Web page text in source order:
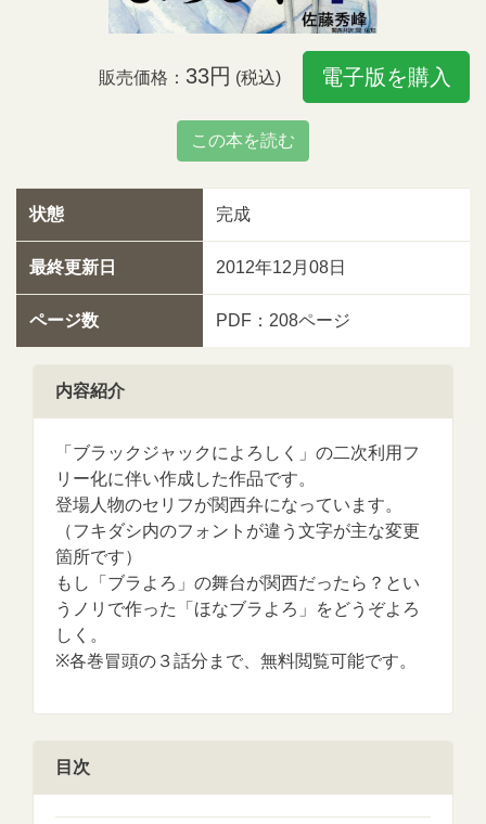
販売価格： 33円 (税込) 電子版を購入
この本を読む
状態 完成
最終更新日 2012年12月08日
ページ数 PDF：208ページ
内容紹介
「ブラックジャックによろしく」の二次利用フ
リー化に伴い作成した作品です。
登場人物のセリフが関西弁になっています。
（フキダシ内のフォントが違う文字が主な変更
箇所です）
もし「ブラよろ」の舞台が関西だったら？とい
うノリで作った「ほなブラよろ」をどうぞよろ
しく。
※各巻冒頭の３話分まで、無料閲覧可能です。
目次